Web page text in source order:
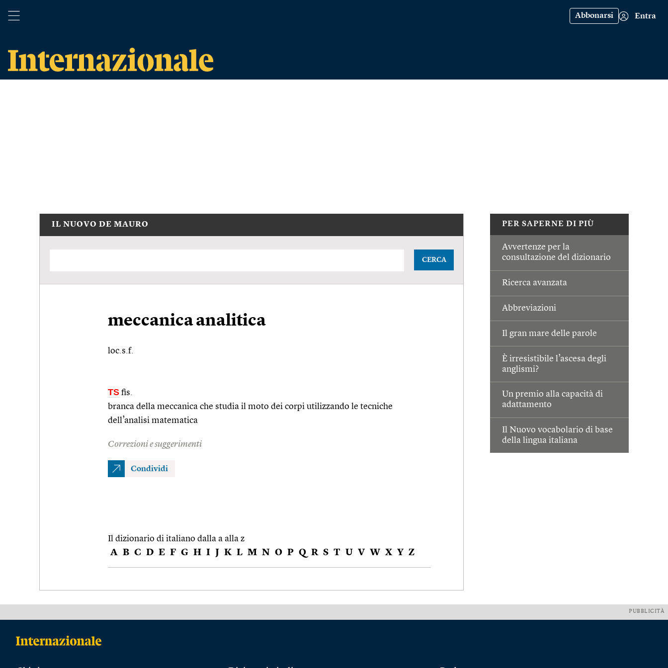
Abbonarsi Entra
PER SAPERNE DI PIÙ
Avvertenze per la
consultazione del dizionario
Ricerca avanzata
Abbreviazioni
Il gran mare delle parole
È irresistibile l’ascesa degli
anglismi?
Un premio alla capacità di
adattamento
Il Nuovo vocabolario di base
della lingua italiana
IL NUOVO DE MAURO
CERCA
meccanica analitica
loc.s.f.
TS fis.
branca della meccanica che studia il moto dei corpi utilizzando le tecniche
dell’analisi matematica
Correzioni e suggerimenti
Condividi
Il dizionario di italiano dalla a alla z
A B C D E F G H I J K L M N O P Q R S T U V W X Y Z
PUBBLICITÀ